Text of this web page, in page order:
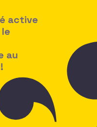
active
au